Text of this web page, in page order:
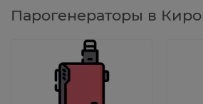
Парогенераторы в